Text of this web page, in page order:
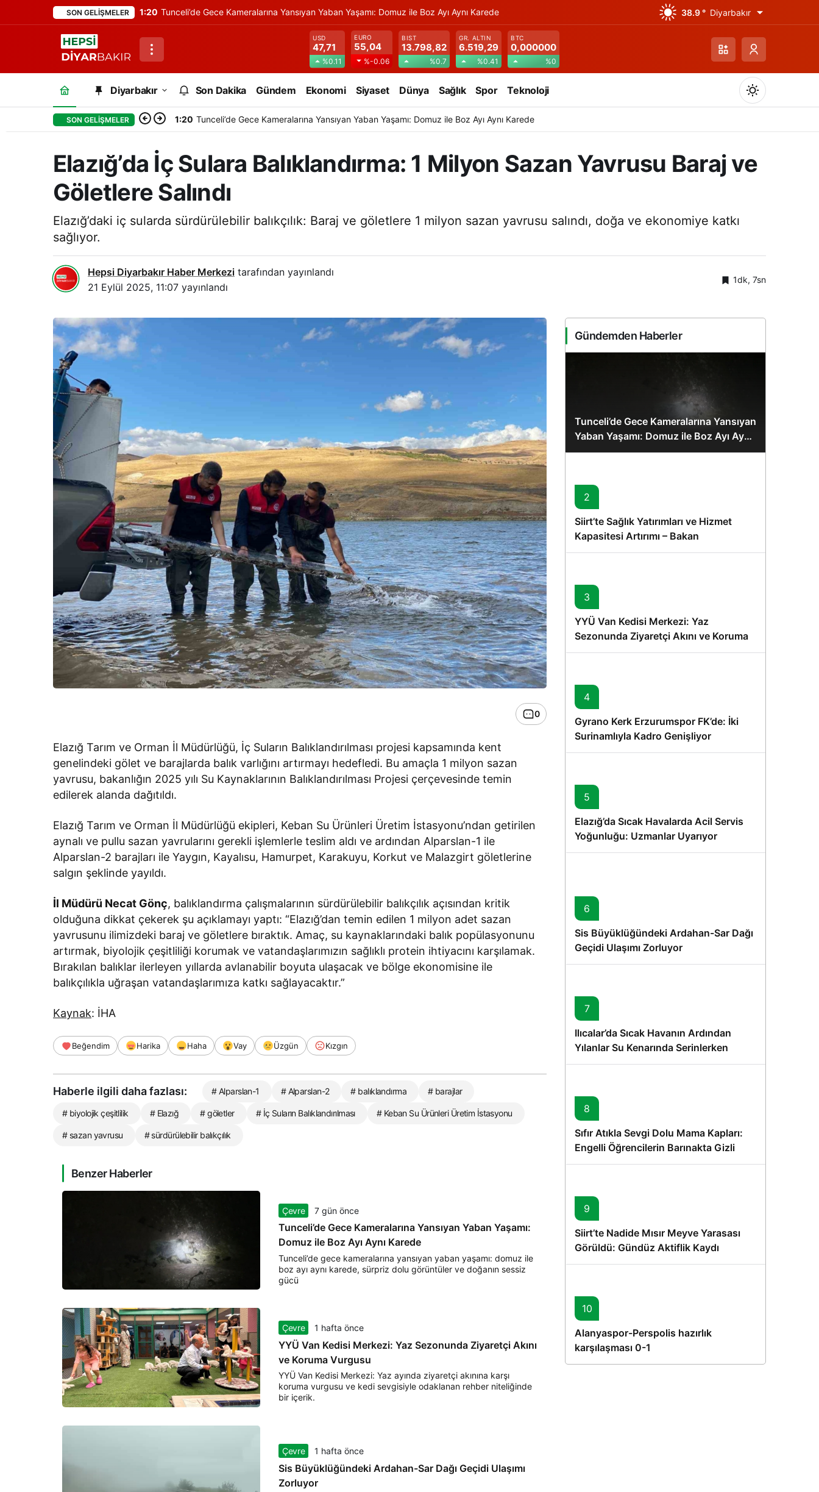
SON GELIŞMELER 1:20 Tunceli’de Gece Kameralarına Yansıyan Yaban Yaşamı: Domuz ile Boz Ayı Aynı Karede 38.9 ° Diyarbakır
USD
47,71
%0.11
EURO
55,04
%-0.06
BIST
13.798,82
%0.7
GR. ALTIN
6.519,29
%0.41
BTC
0,000000
%0
Diyarbakır Son Dakika Gündem Ekonomi Siyaset Dünya Sağlık Spor Teknoloji
SON GELIŞMELER 1:20 Tunceli’de Gece Kameralarına Yansıyan Yaban Yaşamı: Domuz ile Boz Ayı Aynı Karede
Elazığ’da İç Sulara Balıklandırma: 1 Milyon Sazan Yavrusu Baraj ve
Göletlere Salındı
Elazığ’daki iç sularda sürdürülebilir balıkçılık: Baraj ve göletlere 1 milyon sazan yavrusu salındı, doğa ve ekonomiye katkı
sağlıyor.
Hepsi Diyarbakır Haber Merkezi tarafından yayınlandı
21 Eylül 2025, 11:07 yayınlandı
1dk, 7sn
0
Elazığ Tarım ve Orman İl Müdürlüğü, İç Suların Balıklandırılması projesi kapsamında kent
genelindeki gölet ve barajlarda balık varlığını artırmayı hedefledi. Bu amaçla 1 milyon sazan
yavrusu, bakanlığın 2025 yılı Su Kaynaklarının Balıklandırılması Projesi çerçevesinde temin
edilerek alanda dağıtıldı.
Elazığ Tarım ve Orman İl Müdürlüğü ekipleri, Keban Su Ürünleri Üretim İstasyonu’ndan getirilen
aynalı ve pullu sazan yavrularını gerekli işlemlerle teslim aldı ve ardından Alparslan-1 ile
Alparslan-2 barajları ile Yaygın, Kayalısu, Hamurpet, Karakuyu, Korkut ve Malazgirt göletlerine
salgın şeklinde yayıldı.
İl Müdürü Necat Gönç, balıklandırma çalışmalarının sürdürülebilir balıkçılık açısından kritik
olduğuna dikkat çekerek şu açıklamayı yaptı: “Elazığ’dan temin edilen 1 milyon adet sazan
yavrusunu ilimizdeki baraj ve göletlere bıraktık. Amaç, su kaynaklarındaki balık popülasyonunu
artırmak, biyolojik çeşitliliği korumak ve vatandaşlarımızın sağlıklı protein ihtiyacını karşılamak.
Bırakılan balıklar ilerleyen yıllarda avlanabilir boyuta ulaşacak ve bölge ekonomisine ile
balıkçılıkla uğraşan vatandaşlarımıza katkı sağlayacaktır.”
Kaynak: İHA
Beğendim Harika Haha Vay Üzgün Kızgın
Haberle ilgili daha fazlası: # Alparslan-1 # Alparslan-2 # balıklandırma # barajlar
# biyolojik çeşitlilik # Elazığ # göletler # İç Suların Balıklandırılması # Keban Su Ürünleri Üretim İstasyonu
# sazan yavrusu # sürdürülebilir balıkçılık
Benzer Haberler
Çevre 7 gün önce
Tunceli’de Gece Kameralarına Yansıyan Yaban Yaşamı:
Domuz ile Boz Ayı Aynı Karede
Tunceli’de gece kameralarına yansıyan yaban yaşamı: domuz ile
boz ayı aynı karede, sürpriz dolu görüntüler ve doğanın sessiz
gücü
Çevre 1 hafta önce
YYÜ Van Kedisi Merkezi: Yaz Sezonunda Ziyaretçi Akını
ve Koruma Vurgusu
YYÜ Van Kedisi Merkezi: Yaz ayında ziyaretçi akınına karşı
koruma vurgusu ve kedi sevgisiyle odaklanan rehber niteliğinde
bir içerik.
Çevre 1 hafta önce
Sis Büyüklüğündeki Ardahan-Sar Dağı Geçidi Ulaşımı
Zorluyor
Gündemden Haberler
Tunceli’de Gece Kameralarına Yansıyan
Yaban Yaşamı: Domuz ile Boz Ayı Aynı
Karede
2
Siirt’te Sağlık Yatırımları ve Hizmet
Kapasitesi Artırımı – Bakan
Memişoğlu’nun Ziyareti
3
YYÜ Van Kedisi Merkezi: Yaz
Sezonunda Ziyaretçi Akını ve Koruma
Vurgusu
4
Gyrano Kerk Erzurumspor FK’de: İki
Surinamlıyla Kadro Genişliyor
5
Elazığ’da Sıcak Havalarda Acil Servis
Yoğunluğu: Uzmanlar Uyarıyor
6
Sis Büyüklüğündeki Ardahan-Sar Dağı
Geçidi Ulaşımı Zorluyor
7
Ilıcalar’da Sıcak Havanın Ardından
Yılanlar Su Kenarında Serinlerken
Görüntülendi
8
Sıfır Atıkla Sevgi Dolu Mama Kapları:
Engelli Öğrencilerin Barınakta Gizli
Dostları İçin Gönüllü Proje
9
Siirt’te Nadide Mısır Meyve Yarasası
Görüldü: Gündüz Aktiflik Kaydı
10
Alanyaspor-Perspolis hazırlık
karşılaşması 0-1